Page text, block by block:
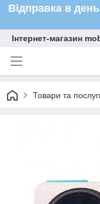
Відправка в
Інтернет-магазин
Товари та